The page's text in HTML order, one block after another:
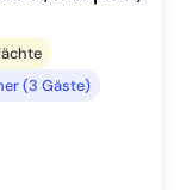
(3 Gäste)